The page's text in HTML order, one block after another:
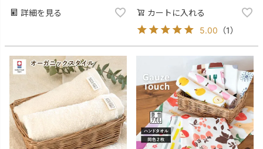
詳細を見る
カートに入れる
5.00 （1）